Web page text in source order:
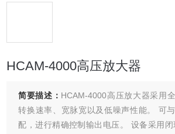
HCAM-4000高压放大器
简要描述： HCAM-4000高压放大器采用
转换速率、宽脉宽以及低噪声性能。 可
配，进行精确控制输出电压。 设备采用